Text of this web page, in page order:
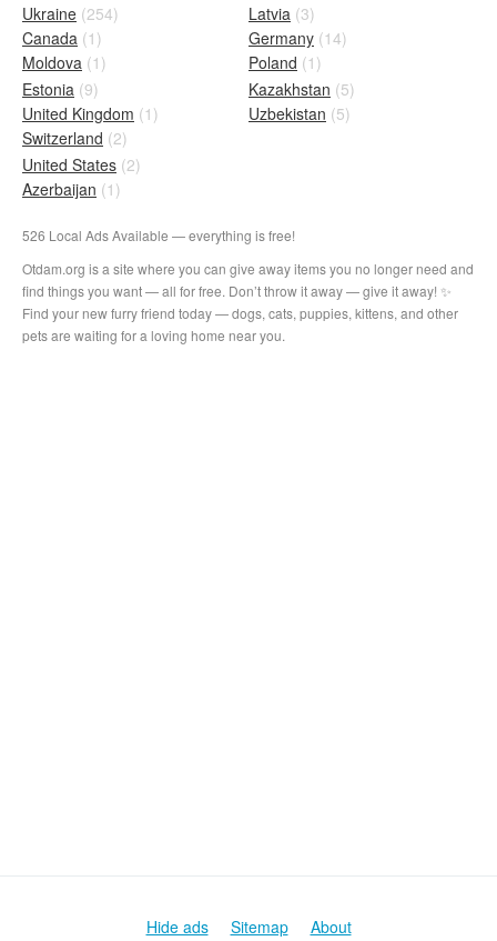
Ukraine (254)
Canada (1)
Moldova (1)
Latvia (3)
Germany (14)
Poland (1)
Estonia (9)
United Kingdom (1)
Switzerland (2)
Kazakhstan (5)
Uzbekistan (5)
United States (2)
Azerbaijan (1)
526 Local Ads Available — everything is free!
Otdam.org is a site where you can give away items you no longer need and
find things you want — all for free. Don’t throw it away — give it away! ✨
Find your new furry friend today — dogs, cats, puppies, kittens, and other
pets are waiting for a loving home near you.
Hide ads Sitemap About